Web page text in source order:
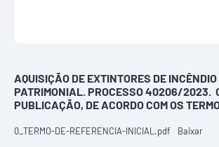
AQUISIÇÃO DE EXTINTORES DE
PATRIMONIAL. PROCESSO 40206/2023.
PUBLICAÇÃO, DE ACORDO COM OS
0_TERMO-DE-REFERENCIA-INICIAL.pdf Baixar